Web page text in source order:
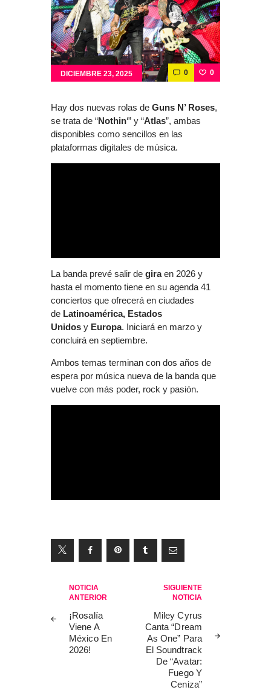
DICIEMBRE 23, 2025 0 0
Hay dos nuevas rolas de Guns N’ Roses,
se trata de “Nothin‘” y “Atlas”, ambas
disponibles como sencillos en las
plataformas digitales de música.
La banda prevé salir de giraen 2026 y
hasta el momento tiene en su agenda 41
conciertos que ofrecerá en ciudades
de Latinoamérica, Estados
Unidos y Europa. Iniciará en marzo y
concluirá en septiembre.
Ambos temas terminan con dos años de
espera por música nueva de la banda que
vuelve con más poder, rock y pasión.
Navegación
entradas
NOTICIA
ANTERIOR
¡Rosalía
Viene A
México En
2026!
SIGUIENTE
NOTICIA
Miley Cyrus
Canta “Dream
As One” Para
El Soundtrack
De “Avatar:
Fuego Y
Ceniza”